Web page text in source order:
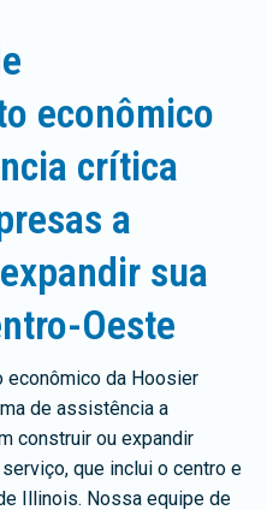
econômico
crítica
a
sua
Oeste
econômico da Hoosier
de assistência a
construir ou expandir
que inclui o centro e
Illinois. Nossa equipe de